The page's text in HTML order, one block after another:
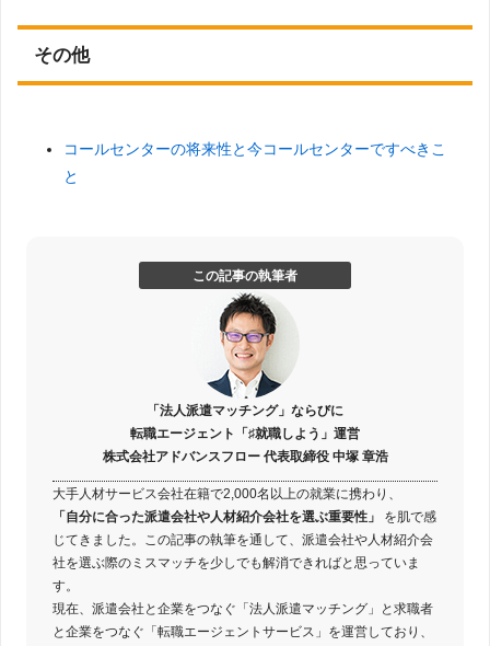
その他
コールセンターの将来性と今コールセンターですべきこ
と
この記事の執筆者
「法人派遣マッチング」ならびに
転職エージェント「♯就職しよう」運営
株式会社アドバンスフロー 代表取締役 中塚 章浩
大手人材サービス会社在籍で2,000名以上の就業に携わり、
「自分に合った派遣会社や人材紹介会社を選ぶ重要性」
を肌で感
じてきました。この記事の執筆を通して、派遣会社や人材紹介会
社を選ぶ際のミスマッチを少しでも解消できればと思っていま
す。
現在、派遣会社と企業をつなぐ「法人派遣マッチング」と求職者
と企業をつなぐ「転職エージェントサービス」を運営しており、